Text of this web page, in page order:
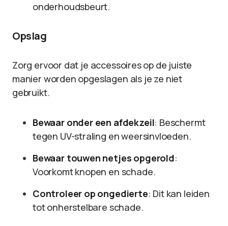
onderhoudsbeurt.
Opslag
Zorg ervoor dat je accessoires op de juiste
manier worden opgeslagen als je ze niet
gebruikt.
Bewaar onder een afdekzeil: Beschermt
tegen UV-straling en weersinvloeden.
Bewaar touwen netjes opgerold:
Voorkomt knopen en schade.
Controleer op ongedierte: Dit kan leiden
tot onherstelbare schade.